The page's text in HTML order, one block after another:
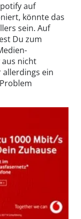
auf
könnte das
sein. Auf
Du zum
aus nicht
ein